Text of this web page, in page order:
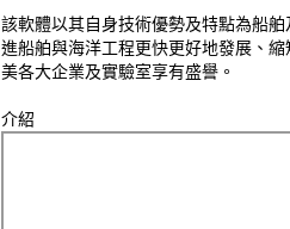
該軟體以其自身技術優勢及特點為船
進船舶與海洋工程更快更好地發展、
美各大企業及實驗室享有盛譽。